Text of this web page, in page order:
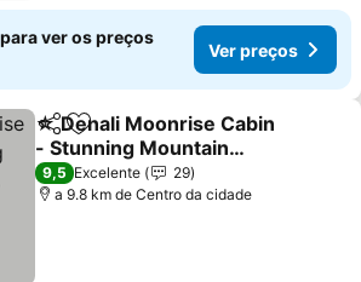
ver os preços
Ver preços
PartilharAdicionar aos favoritos
☆ Denali Moonrise Cabin
- Stunning Mountain
Views
Ver preços
9,5 Excelente
29
a 9.8 km de Centro da cidade